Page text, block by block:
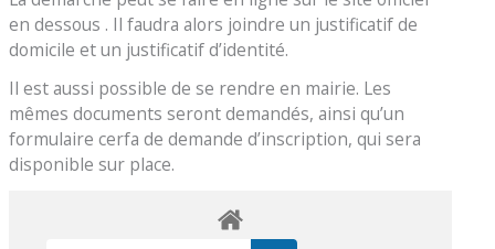
en dessous . Il faudra alors joindre un justificatif de
domicile et un justificatif d’identité.
Il est aussi possible de se rendre en mairie. Les
mêmes documents seront demandés, ainsi qu’un
formulaire cerfa de demande d’inscription, qui sera
disponible sur place.